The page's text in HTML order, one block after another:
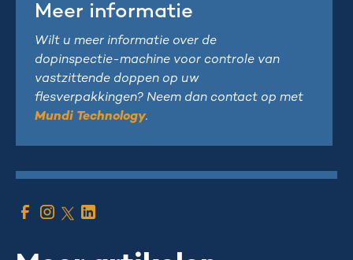
Meer informatie
Wilt u meer informatie over de
dopinspectie-machine voor controle van
vastzittende doppen op uw
flesverpakkingen? Neem dan contact op met
Mundi Technology.